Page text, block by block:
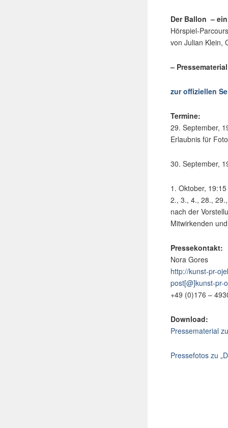
Der Ballon –
Hörspiel-
von Julian Klein,
–
zur offiziellen
Termine:
29. September,
Erlaubnis für
30. September,
1. Oktober,
2., 3., 4., 28.,
nach der
Mitwirkenden
Pressekontakt:
Nora Gores
http://kunst-pr-
post[@]kunst-pr-
+49 (0)176 –
Download:
Pressematerial
Pressefotos zu